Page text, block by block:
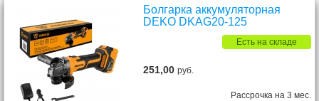
Болгарка аккумуляторная
DEKO DKAG20-125
Есть на складе
251,00руб.
Рассрочка на 3 мес.